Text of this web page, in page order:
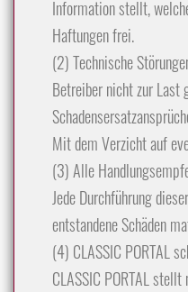
Information stellt,
Haftungen frei.
(2) Technische
Betreiber nicht zur Last
Mit dem Verzicht auf
(3) Alle
Jede Durchführung
entstandene Schäden
(4) CLASSIC PORTAL
CLASSIC PORTAL